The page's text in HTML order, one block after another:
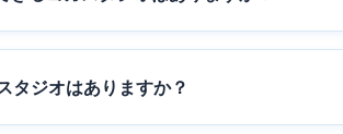
タジオはありますか？